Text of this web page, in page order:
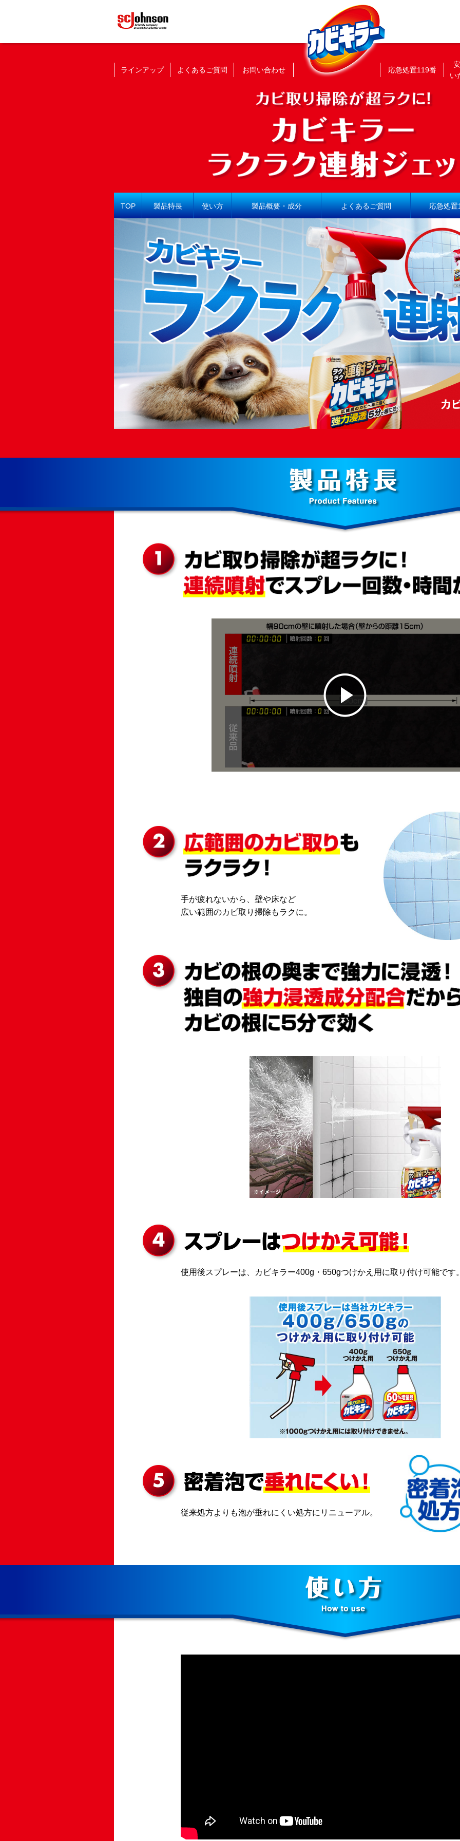
ラインアップ よくあるご質問 お問い合わせ 応急処置119番
い
TOP 製品特長 使い方 製品概要・成分 よくあるご質問 応急処置
手が疲れないから、壁や床など
広い範囲のカビ取り掃除もラクに。
使用後スプレーは、カビキラー400g・650gつけかえ用に取り付け可能です
従来処方よりも泡が垂れにくい処方にリニューアル。